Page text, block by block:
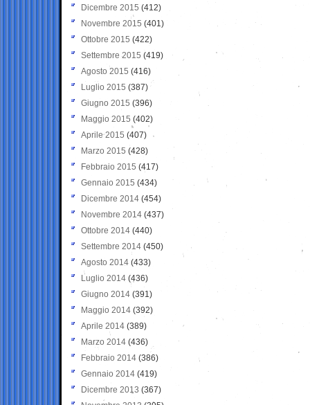
Dicembre 2015 (412)
Novembre 2015 (401)
Ottobre 2015 (422)
Settembre 2015 (419)
Agosto 2015 (416)
Luglio 2015 (387)
Giugno 2015 (396)
Maggio 2015 (402)
Aprile 2015 (407)
Marzo 2015 (428)
Febbraio 2015 (417)
Gennaio 2015 (434)
Dicembre 2014 (454)
Novembre 2014 (437)
Ottobre 2014 (440)
Settembre 2014 (450)
Agosto 2014 (433)
Luglio 2014 (436)
Giugno 2014 (391)
Maggio 2014 (392)
Aprile 2014 (389)
Marzo 2014 (436)
Febbraio 2014 (386)
Gennaio 2014 (419)
Dicembre 2013 (367)